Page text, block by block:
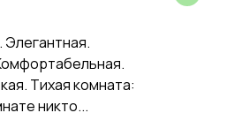
Тихая комната:
никто...